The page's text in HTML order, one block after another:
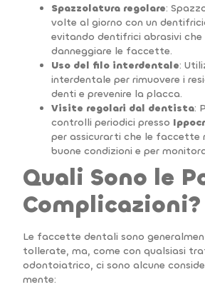
Spazzolatura regolare:
volte al giorno con un
evitando dentifrici abrasivi
danneggiare le faccette.
Uso del filo interdentale:
interdentale per rimuovere i
denti e prevenire la placca.
Visite regolari dal dentista:
controlli periodici presso
per assicurarti che le faccette
buone condizioni e per
Quali Sono le
Complicazioni?
Le faccette dentali sono
tollerate, ma, come con qualsiasi
odontoiatrico, ci sono alcune
mente: